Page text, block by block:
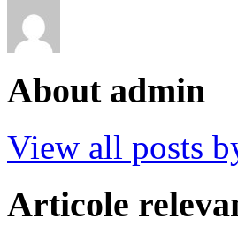
About admin
View all posts
Articole